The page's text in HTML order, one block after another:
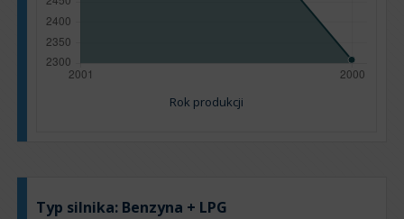
Rok produkcji
Typ silnika: Benzyna + LPG